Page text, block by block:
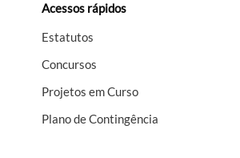
Acessos rápidos
Estatutos
Concursos
Projetos em Curso
Plano de Contingência